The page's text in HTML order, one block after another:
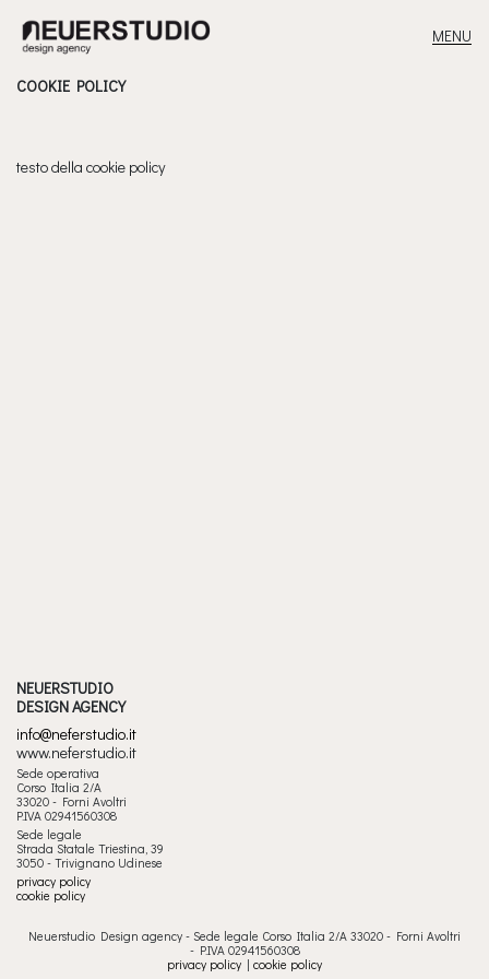
MAIN NAVIGATION MENU
COOKIE POLICY
testo della cookie policy
NEUERSTUDIO
DESIGN AGENCY
info@neferstudio.it
www.neferstudio.it
Sede operativa
Corso Italia 2/A
33020 - Forni Avoltri
P.IVA 02941560308
Sede legale
Strada Statale Triestina, 39
3050 - Trivignano Udinese
privacy policy
cookie policy
Neuerstudio Design agency - Sede legale Corso Italia 2/A 33020 - Forni Avoltri
- P.IVA 02941560308
privacy policy | cookie policy